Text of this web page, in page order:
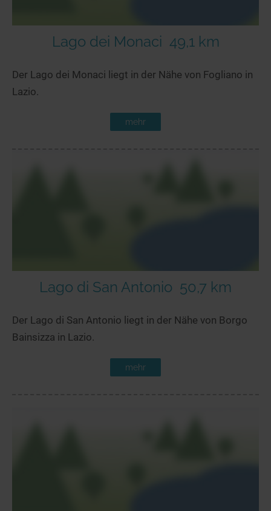
Lago dei Monaci 49,1 km
Der Lago dei Monaci liegt in der Nähe von Fogliano in
Lazio.
mehr
Lago di San Antonio 50,7 km
Der Lago di San Antonio liegt in der Nähe von Borgo
Bainsizza in Lazio.
mehr